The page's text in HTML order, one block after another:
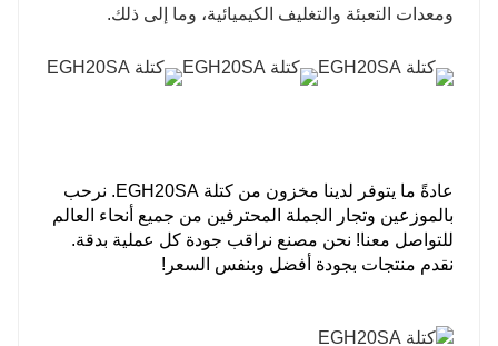
ومعدات التعبئة والتغليف الكيميائية، وما إلى ذلك.
عادةً ما يتوفر لدينا مخزون من كتلة EGH20SA. نرحب
بالموزعين وتجار الجملة المحترفين من جميع أنحاء العالم
للتواصل معنا! نحن مصنع نراقب جودة كل عملية بدقة.
نقدم منتجات بجودة أفضل وبنفس السعر!